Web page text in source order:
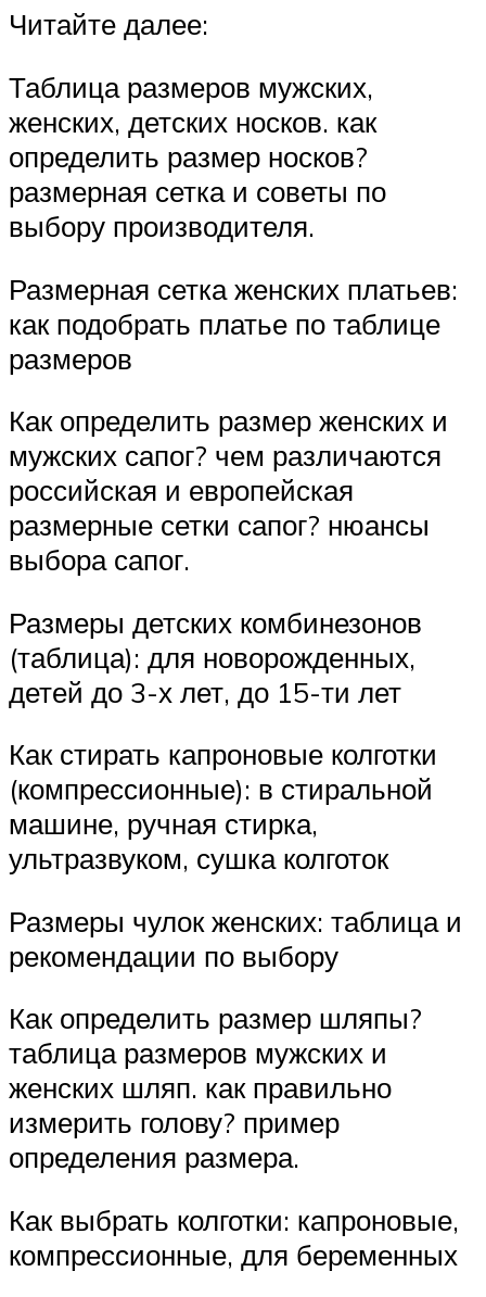
Читайте далее:
Таблица размеров мужских,
женских, детских носков. как
определить размер носков?
размерная сетка и советы по
выбору производителя.
Размерная сетка женских платьев:
как подобрать платье по таблице
размеров
Как определить размер женских и
мужских сапог? чем различаются
российская и европейская
размерные сетки сапог? нюансы
выбора сапог.
Размеры детских комбинезонов
(таблица): для новорожденных,
детей до 3-х лет, до 15-ти лет
Как стирать капроновые колготки
(компрессионные): в стиральной
машине, ручная стирка,
ультразвуком, сушка колготок
Размеры чулок женских: таблица и
рекомендации по выбору
Как определить размер шляпы?
таблица размеров мужских и
женских шляп. как правильно
измерить голову? пример
определения размера.
Как выбрать колготки: капроновые,
компрессионные, для беременных